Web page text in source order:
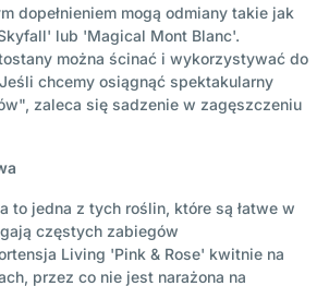
dopełnieniem mogą odmiany takie jak
lub 'Magical Mont Blanc'.
można ścinać i wykorzystywać do
chcemy osiągnąć spektakularny
zaleca się sadzenie w zagęszczeniu
to jedna z tych roślin, które są łatwe w
częstych zabiegów
Living 'Pink & Rose' kwitnie na
przez co nie jest narażona na